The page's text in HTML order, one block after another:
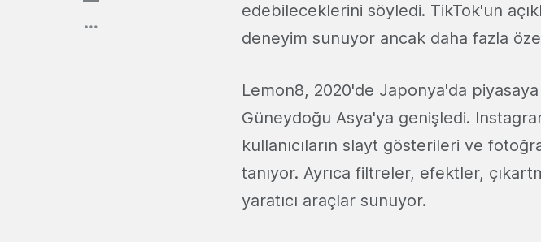
edebileceklerini söyledi. TikTok'un
deneyim sunuyor ancak daha fazla
Lemon8, 2020'de Japonya'da
Güneydoğu Asya'ya genişledi.
kullanıcıların slayt gösterileri ve
tanıyor. Ayrıca filtreler, efektler,
yaratıcı araçlar sunuyor.